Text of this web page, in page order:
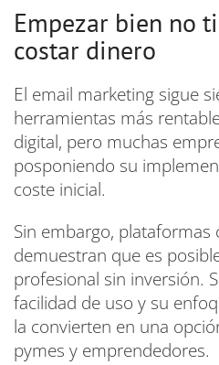
Empezar bien no
costar dinero
El email marketing sigue
herramientas más
digital, pero muchas
posponiendo su
coste inicial.
Sin embargo, plataformas
demuestran que es
profesional sin inversión.
facilidad de uso y su
la convierten en una
pymes y emprendedores.